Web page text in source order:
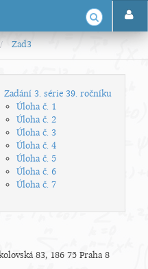
Zad3
Zadání 3. série 39. ročníku
Úloha č. 1
Úloha č. 2
Úloha č. 3
Úloha č. 4
Úloha č. 5
Úloha č. 6
Úloha č. 7
83, 186 75 Praha 8